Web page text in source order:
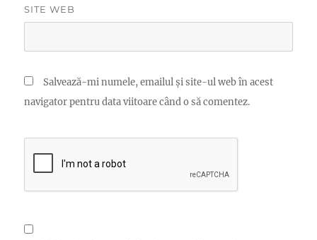
SITE WEB
Salvează-mi numele, emailul și site-ul web în acest
navigator pentru data viitoare când o să comentez.